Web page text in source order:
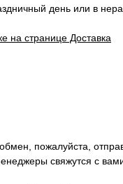
день или в
на странице Доставка
пожалуйста,
свяжутся с